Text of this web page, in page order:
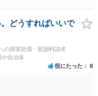
調停の申立てをしないと、
れないですね。
どうすればいいで
の損害賠償・慰謝料請求
や自治体
役にたった 8